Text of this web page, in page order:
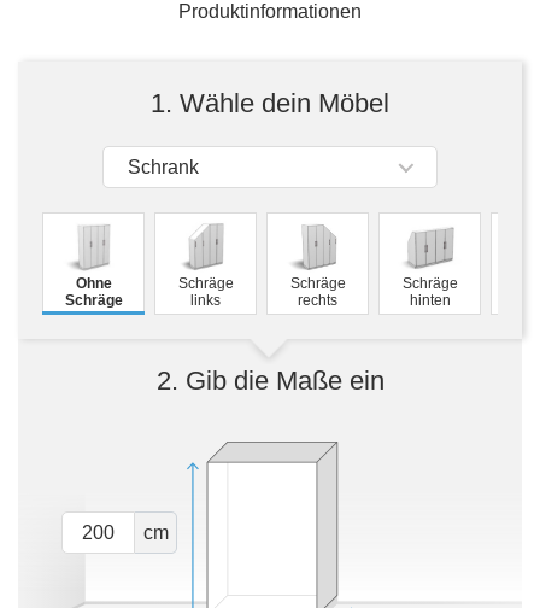
Produktinformationen
1. Wähle dein Möbel
Schrank
Ohne
Schräge
Schräge
links
Schräge
rechts
Schräge
hinten
2. Gib die Maße ein
cm
Wandboards